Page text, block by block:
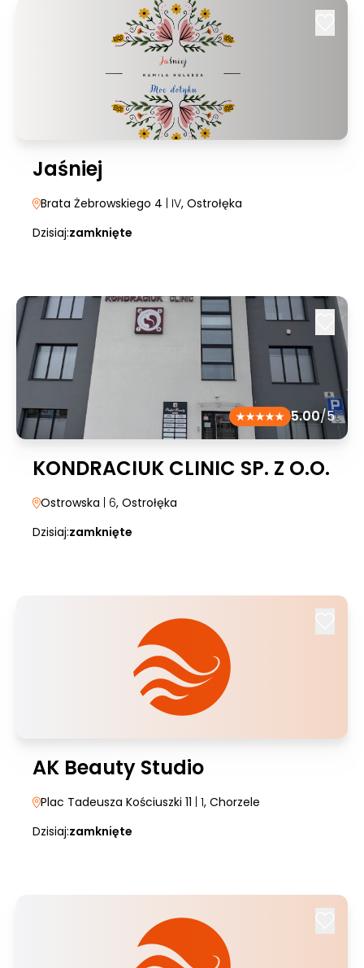
Jaśniej
Brata Żebrowskiego 4 | IV, Ostrołęka
Dzisiaj:zamknięte
5.00/5
KONDRACIUK CLINIC SP. Z O.O.
Ostrowska | 6, Ostrołęka
Dzisiaj:zamknięte
AK Beauty Studio
Plac Tadeusza Kościuszki 11 | 1, Chorzele
Dzisiaj:zamknięte